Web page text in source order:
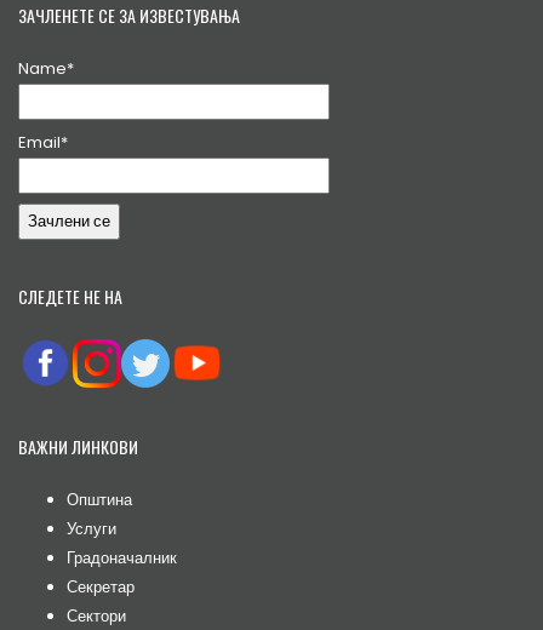
ЗАЧЛЕНЕТЕ СЕ ЗА ИЗВЕСТУВАЊА
Name*
Email*
СЛЕДЕТЕ НЕ НА
ВАЖНИ ЛИНКОВИ
Општина
Услуги
Градоначалник
Секретар
Сектори